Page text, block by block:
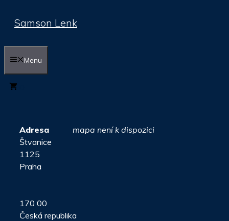
Samson Lenk
Menu
mapa není k dispozici
Adresa
Štvanice
1125
Praha
170 00
Česká republika